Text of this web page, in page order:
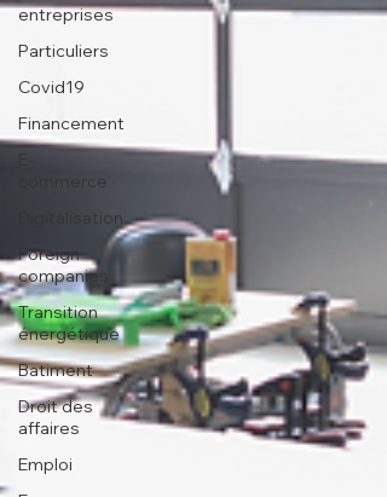
entreprises
Particuliers
Covid19
Financement
E-
commerce
Digitalisation
Foreign
companies
Transition
énergétique
Batiment
Droit des
affaires
Emploi